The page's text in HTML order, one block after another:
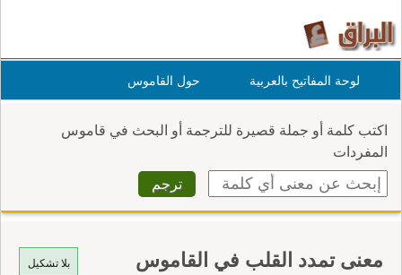
لوحة المفاتيح بالعربية حول القاموس
اكتب كلمة أو جملة قصيرة للترجمة أو البحث في قاموس
المفردات
بلا تشكيل معنى تمدد القلب في القاموس